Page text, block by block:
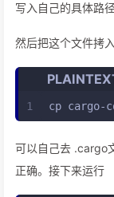
写入自己的具体路
然后把这个文件拷
1 cp cargo-
可以自己去 .cargo
正确。接下来运行